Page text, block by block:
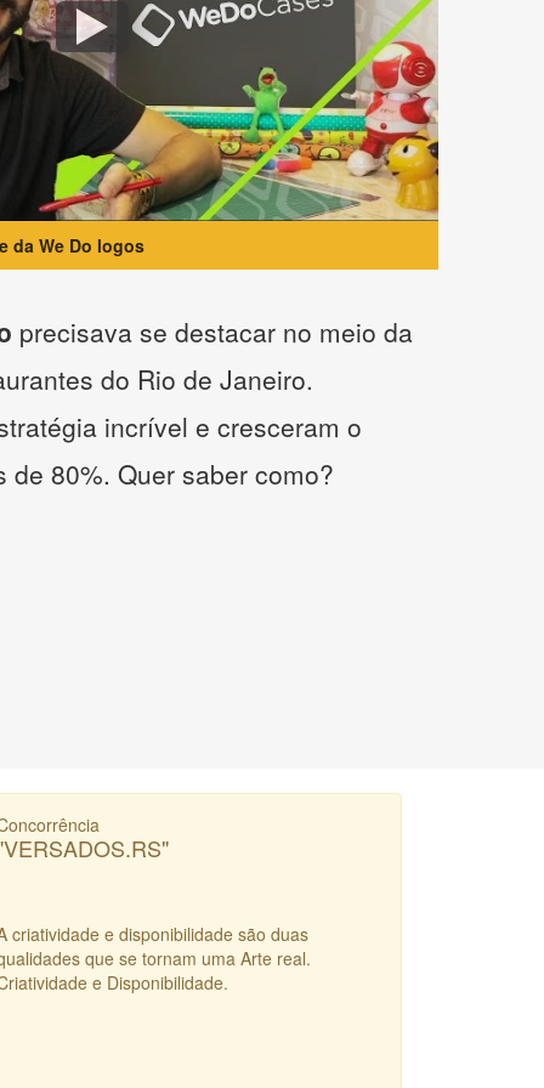
da We Do logos
precisava se destacar no meio da
do Rio de Janeiro.
incrível e cresceram o
de 80%. Quer saber como?
criatividade e disponibilidade são duas
que se tornam uma Arte real.
e Disponibilidade.